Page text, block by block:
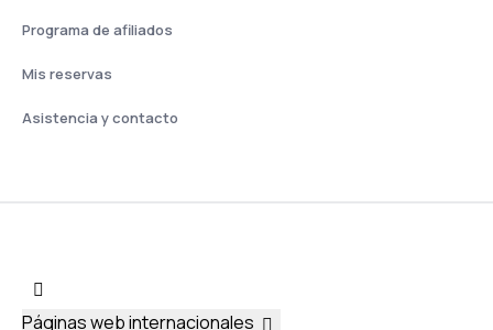
Programa de afiliados
Mis reservas
Asistencia y contacto
Páginas web internacionales